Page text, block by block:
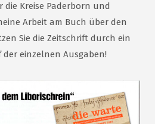
die Kreise Paderborn und
Arbeit am Buch über den
Sie die Zeitschrift durch ein
einzelnen Ausgaben!